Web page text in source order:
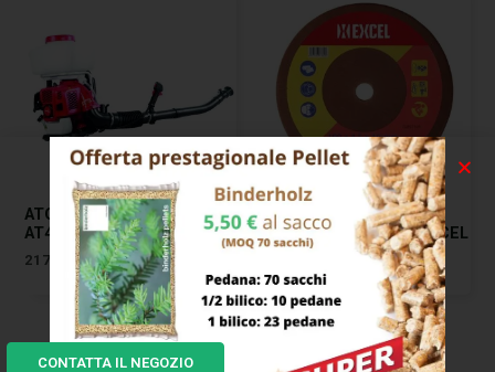
ATOMIZZATORE 2T CC.43
AT43 EXCEL 09598
217,00 €
MOLA AFFILACATENE
AF100 100×3,2 F.10,0 EXCEL
07166
7,00€
CONTATTA IL NEGOZIO